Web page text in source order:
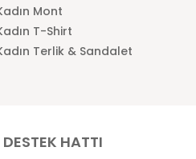
Mont
T-Shirt
Terlik & Sandalet
HATTI